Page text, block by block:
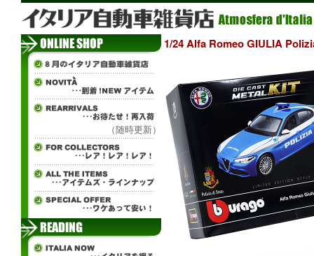
（随時更新）
1/24 Alfa Romeo GIULIA